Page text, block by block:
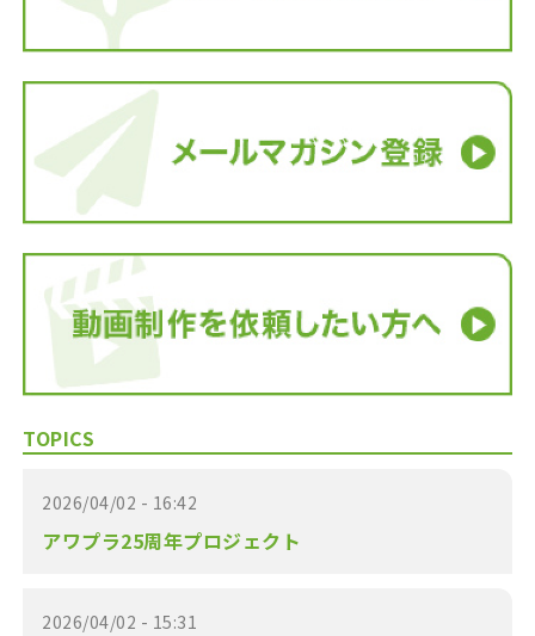
TOPICS
2026/04/02 - 16:42
アワプラ25周年プロジェクト
2026/04/02 - 15:31